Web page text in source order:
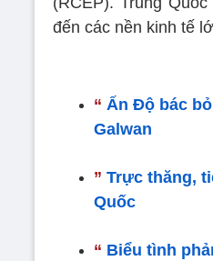
đến các nền kinh tế
“ Ấn Độ bác
Galwan
” Trực thăng,
Quốc
“ Biểu tình